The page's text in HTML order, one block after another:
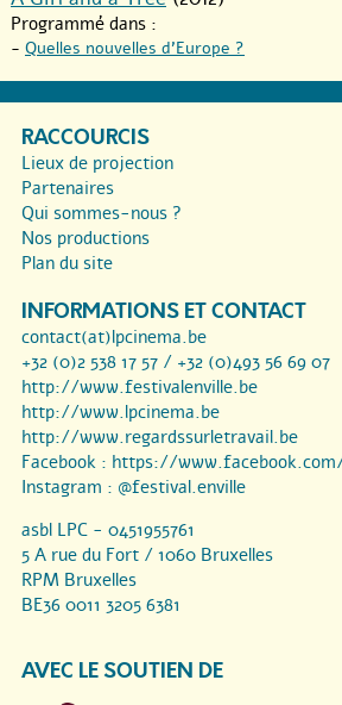
Programmé dans :
- Quelles nouvelles d’Europe ?
RACCOURCIS
Lieux de projection
Partenaires
Qui sommes-nous ?
Nos productions
Plan du site
INFORMATIONS ET CONTACT
contact(at)lpcinema.be
+32 (0)2 538 17 57 / +32 (0)493 56 69 07
http://www.festivalenville.be
http://www.lpcinema.be
http://www.regardssurletravail.be
Facebook : https://
Instagram : @festival.enville
asbl LPC - 0451955761
5 A rue du Fort / 1060 Bruxelles
RPM Bruxelles
BE36 0011 3205 6381
AVEC LE SOUTIEN DE